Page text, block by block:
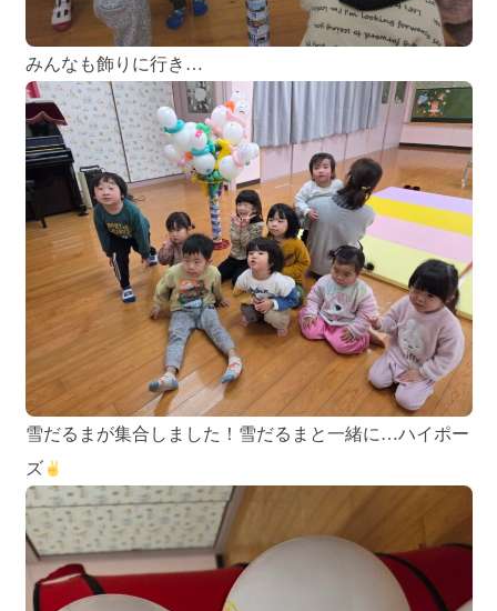
みんなも飾りに行き…
雪だるまが集合しました！雪だるまと一緒に…ハイポー
ズ